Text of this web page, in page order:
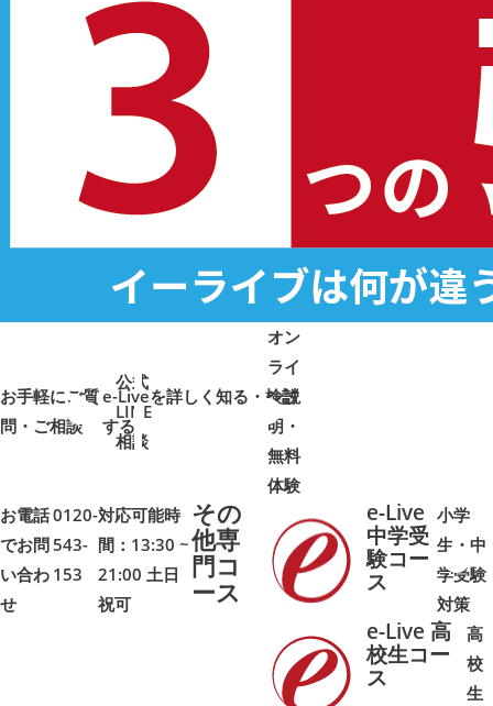
公式
LINE
相談
お手軽にご質
問・ご相談➜ ➜
オン
ライ
ン説
明・
無料
体験
e-Liveを詳しく知る・検討
する
➜➜
お電話
でお問
い合わ
せ
0120-
543-
153
対応可能時
間：13:30 ~
21:00 土日
祝可
その
他専
門コ
ース
e-Live
中学受
験コー
ス
小学
生・中
学受験
対策
➜➜
e-Live 高
校生コー
ス
高
校
生
➜➜